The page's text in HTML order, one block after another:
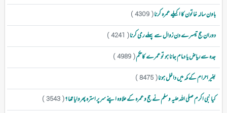
باون سالہ خاتون کا اکیلے عمرہ کرنا( 4309 )
دوران حج تیسرے دن زوال سے پہلے رمی کرنا( 4241 )
جدہ سے ریاض یا دمام جانا ہو تو عمرے کاحکم( 4989 )
بغیر احرام کے مکہ میں داخل ہونا( 8475 )
کیا نبی اکرم صلی اللہ علیہ و سلم نے حج و عمرہ کے علاوہ اپنے سر پر استرہ پھروایا تھا ؟( 3543 )